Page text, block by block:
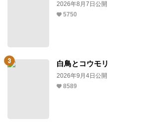
2026年8月7日公開
5750
白鳥とコウモリ
2026年9月4日公開
8589